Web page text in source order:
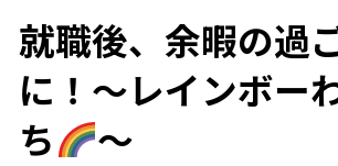
就職後、余暇の過
に！～レインボー
ち
～